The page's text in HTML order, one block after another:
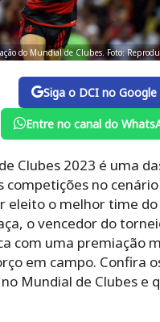
do Mundial de Clubes. Foto:
Siga o DCI no Google
Entre no canal do
Clubes 2023 é uma
competições no
eleito o melhor time
o vencedor do
com uma premiação
em campo. Confira
Mundial de Clubes e